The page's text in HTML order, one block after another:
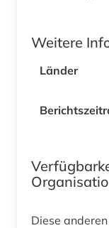
Weitere
Länder
Diese